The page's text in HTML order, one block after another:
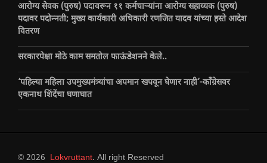
आरोग्य सेवक (पुरुष) पदावरून ११ कर्मचाऱ्यांना आरोग्य सहाय्यक (पुरुष)
पदावर पदोन्नती; मुख्य कार्यकारी अधिकारी रणजित यादव यांच्या हस्ते आदेश
वितरण
सरकारपेक्षा मोठे काम समतोल फाऊंडेशनने केले..
‘पहिल्या महिला उपमुख्यमंत्र्यांचा अपमान खपवून घेणार नाही’-काँग्रेसवर
एकनाथ शिंदेंचा घणाघात
© 2026 Lokvruttant. All right Reserved